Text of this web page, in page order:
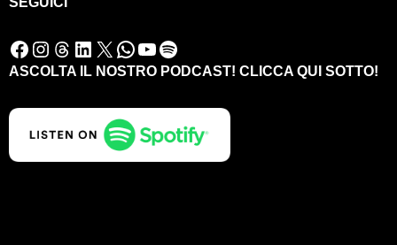
Facebook Instagram Threads LinkedIn X WhatsApp YouTube Spotify
ASCOLTA IL NOSTRO PODCAST! CLICCA QUI SOTTO!